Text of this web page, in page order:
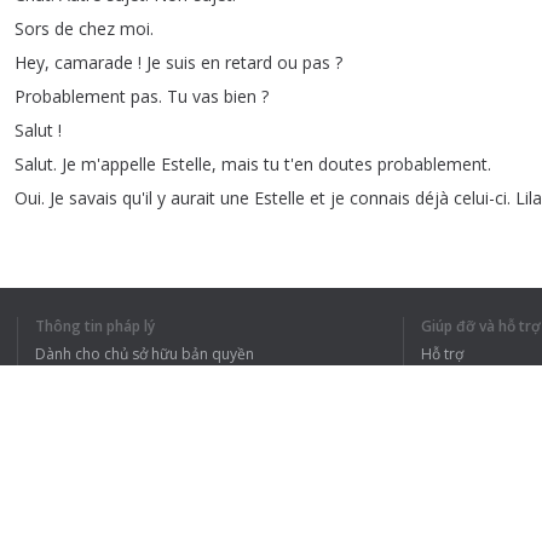
Sors de chez moi.
Hey, camarade ! Je suis en retard ou pas ?
Probablement pas. Tu vas bien ?
Salut !
Salut. Je m'appelle Estelle, mais tu t'en doutes probablement.
Oui. Je savais qu'il y aurait une Estelle et je connais déjà celui-ci. Lila
3 4 5
Thông tin pháp lý
Dành cho chủ sở hữu bản quyền
Giúp đỡ và hỗ trợ
Hỗ trợ